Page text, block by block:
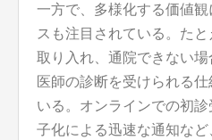
一方で、多様化する価値
スも注目されている。た
取り入れ、通院できない
医師の診断を受けられる
いる。オンラインでの初
子化による迅速な通知な